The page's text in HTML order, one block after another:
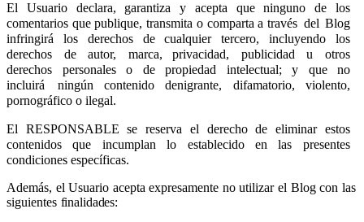
El Usuario declara, garantiza y acepta que ninguno de los
comentarios que publique, transmita o comparta a través del Blog
infringirá
los derechos de cualquier tercero, incluyendo
los
derechos
de autor, marca, privacidad, publicidad u
otros
derechos
personales o de propiedad intelectual; y que
no
incluirá
ningún contenido denigrante, difamatorio, violento,
pornográfico o ilegal.
El RESPONSABLE se reserva el derecho de eliminar estos
contenidos que incumplan lo establecido en las presentes
condiciones específicas.
Además, el Usuario acepta expresamente no utilizar el Blog con las
siguientes finalidades: